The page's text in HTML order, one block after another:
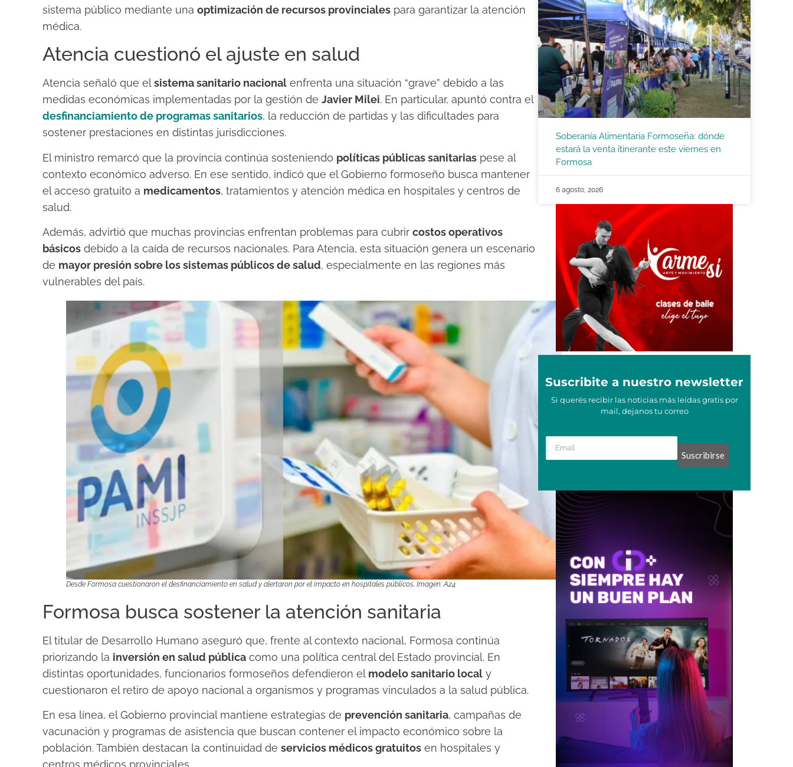
sistema público mediante una optimización de recursos provinciales para garantizar la atención
médica.
Atencia cuestionó el ajuste en salud
Atencia señaló que elsistema sanitario nacional enfrenta una situación “grave” debido a las
medidas económicas implementadas por la gestión de Javier Milei. En particular, apuntó contra el
desfinanciamiento de programas sanitarios, la reducción de partidas y las dificultades para
sostener prestaciones en distintas jurisdicciones.
El ministro remarcó que la provincia continúa sosteniendo políticas públicas sanitarias pese al
contexto económico adverso. En ese sentido, indicó que el Gobierno formoseño busca mantener
el acceso gratuito a medicamentos, tratamientos y atención médica en hospitales y centros de
salud.
Además, advirtió que muchas provincias enfrentan problemas para cubrir costos operativos
básicos debido a la caída de recursos nacionales. Para Atencia, esta situación genera un escenario
de mayor presión sobre los sistemas públicos de salud, especialmente en las regiones más
vulnerables del país.
Desde Formosa cuestionaron el desfinanciamiento en salud y alertaron por el impacto en hospitales públicos. Imagen: A24
Formosa busca sostener la atención sanitaria
El titular de Desarrollo Humano aseguró que, frente al contexto nacional, Formosa continúa
priorizando la inversión en salud pública como una política central del Estado provincial. En
distintas oportunidades, funcionarios formoseños defendieron el modelo sanitario local y
cuestionaron el retiro de apoyo nacional a organismos y programas vinculados a la salud pública.
En esa línea, el Gobierno provincial mantiene estrategias de prevención sanitaria, campañas de
vacunación y programas de asistencia que buscan contener el impacto económico sobre la
población. También destacan la continuidad de servicios médicos gratuitos en hospitales y
centros médicos provinciales.
Soberanía Alimentaria Formoseña: dónde
estará la venta itinerante este viernes en
Formosa
6 agosto, 2026
Suscribite a nuestro newsletter
Si querés recibir las noticias más leídas gratis por
mail, dejanos tu correo
Suscribirse